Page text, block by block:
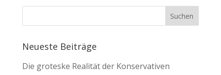
Neueste Beiträge
Die groteske Realität der Konservativen